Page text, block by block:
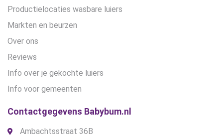
Productielocaties wasbare luiers
Markten en beurzen
Over ons
Reviews
Info over je gekochte luiers
Info voor gemeenten
Contactgegevens Babybum.nl
Ambachtsstraat 36B